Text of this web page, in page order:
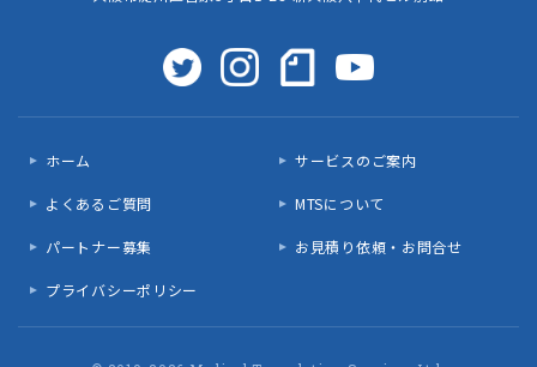
ホーム サービスのご案内
よくあるご質問 MTSについて
パートナー募集 お見積り依頼・お問合せ
プライバシーポリシー